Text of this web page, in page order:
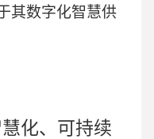
其数字化智慧供
化、可持续